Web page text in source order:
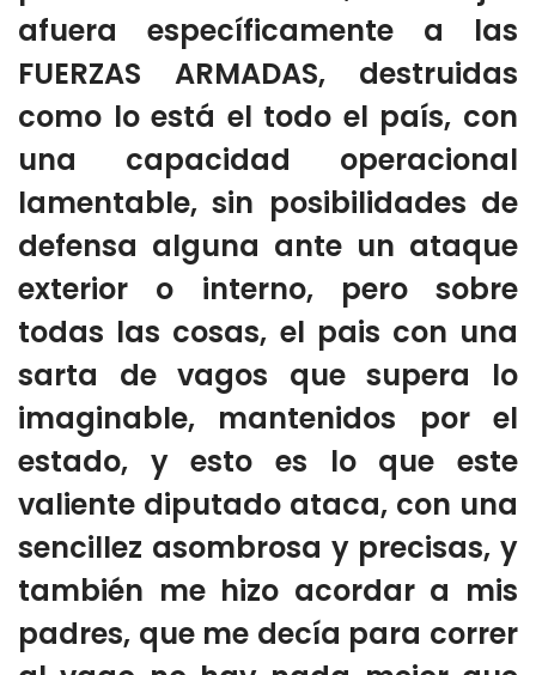
afuera específicamente a las
FUERZAS ARMADAS, destruidas
como lo está el todo el país, con
una capacidad operacional
lamentable, sin posibilidades de
defensa alguna ante un ataque
exterior o interno, pero sobre
todas las cosas, el pais con una
sarta de vagos que supera lo
imaginable, mantenidos por el
estado, y esto es lo que este
valiente diputado ataca, con una
sencillez asombrosa y precisas, y
también me hizo acordar a mis
padres, que me decía para correr